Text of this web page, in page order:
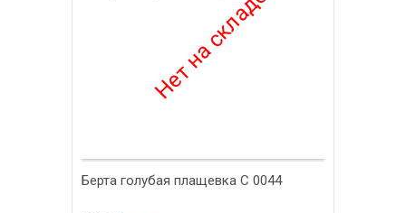
Берта голубая плащевка С 0044